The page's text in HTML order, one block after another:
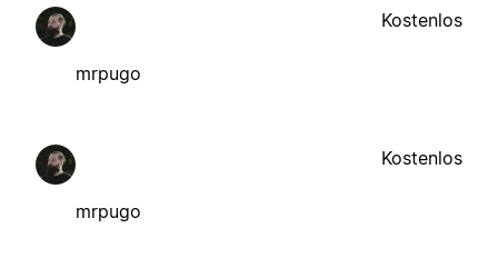
mrpugo
Kostenlos
mrpugo
Kostenlos